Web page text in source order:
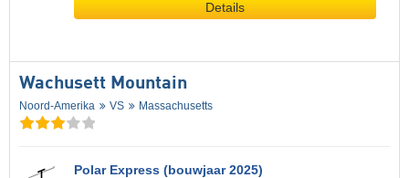
Details
Wachusett Mountain
Noord-Amerika VS Massachusetts
Polar Express (bouwjaar 2025)